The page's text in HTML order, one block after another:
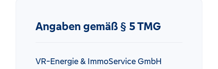
Angaben gemäß § 5 TMG
VR-Energie & ImmoService GmbH